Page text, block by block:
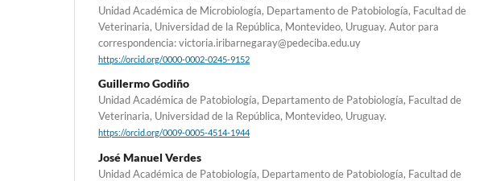
Unidad Académica de Microbiología, Departamento de Patobiología, Facultad de
Veterinaria, Universidad de la República, Montevideo, Uruguay. Autor para
correspondencia: victoria.iribarnegaray@pedeciba.edu.uy
https://orcid.org/0000-0002-0245-9152
Guillermo Godiño
Unidad Académica de Patobiología, Departamento de Patobiología, Facultad de
Veterinaria, Universidad de la República, Montevideo, Uruguay.
https://orcid.org/0009-0005-4514-1944
José Manuel Verdes
Unidad Académica de Patobiología, Departamento de Patobiología, Facultad de